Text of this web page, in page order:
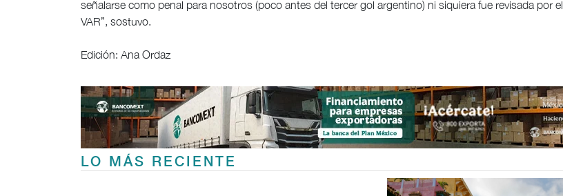
señalarse como penal para nosotros (poco antes del tercer gol argentino) ni siquiera fue revisada por el
VAR”, sostuvo.
Edición: Ana Ordaz
LO MÁS RECIENTE